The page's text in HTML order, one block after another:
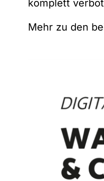
komplett
Mehr zu den